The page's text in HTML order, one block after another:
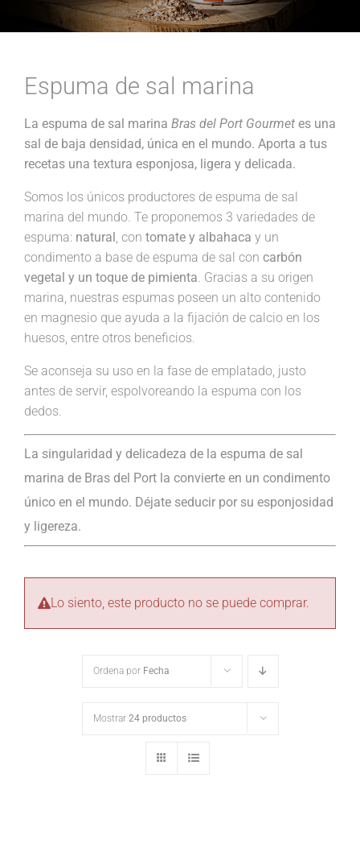
Espuma de sal marina
La espuma de sal marina Bras del Port Gourmet es una
sal de baja densidad, única en el mundo. Aporta a tus
recetas una textura esponjosa, ligera y delicada.
Somos los únicos productores de espuma de sal
marina del mundo. Te proponemos 3 variedades de
espuma: natural, con tomate y albahaca y un
condimento a base de espuma de sal con carbón
vegetal y un toque de pimienta. Gracias a su origen
marina, nuestras espumas poseen un alto contenido
en magnesio que ayuda a la fijación de calcio en los
huesos, entre otros beneficios.
Se aconseja su uso en la fase de emplatado, justo
antes de servir, espolvoreando la espuma con los
dedos.
La singularidad y delicadeza de la espuma de sal
marina de Bras del Port la convierte en un condimento
único en el mundo. Déjate seducir por su esponjosidad
y ligereza.
Lo siento, este producto no se puede comprar.
Ordena por Fecha
Mostrar 24 productos